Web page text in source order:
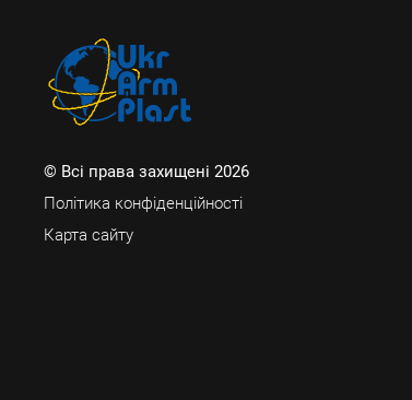
© Всі права захищені 2026
Політика конфіденційності
Карта сайту